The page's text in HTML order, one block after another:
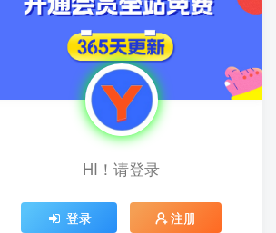
HI！请登录
登录 注册